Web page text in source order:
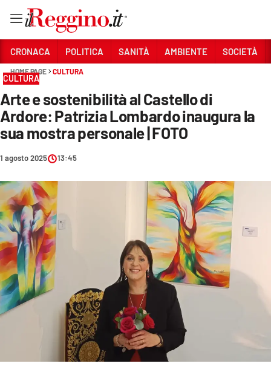
Sezioni
CRONACA
SANITÀ
AMBIENTE
SOCIETÀ
CULTURA
ECONOMIA E LAVORO
EVENTI
SPORT
CRONACA POLITICA SANITÀ AMBIENTE SOCIETÀ
HOME PAGE CULTURA
CULTURA
Arte e sostenibilità al Castello di
Ardore: Patrizia Lombardo inaugura la
sua mostra personale | FOTO
1 agosto 2025 13:45